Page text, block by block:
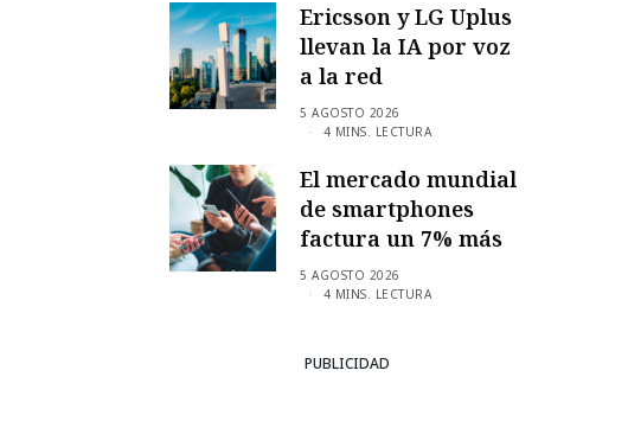
Ericsson y LG Uplus
llevan la IA por voz
a la red
5 AGOSTO 2026
4 MINS. LECTURA
El mercado mundial
de smartphones
factura un 7% más
5 AGOSTO 2026
4 MINS. LECTURA
PUBLICIDAD